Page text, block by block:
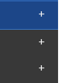
+
+
+